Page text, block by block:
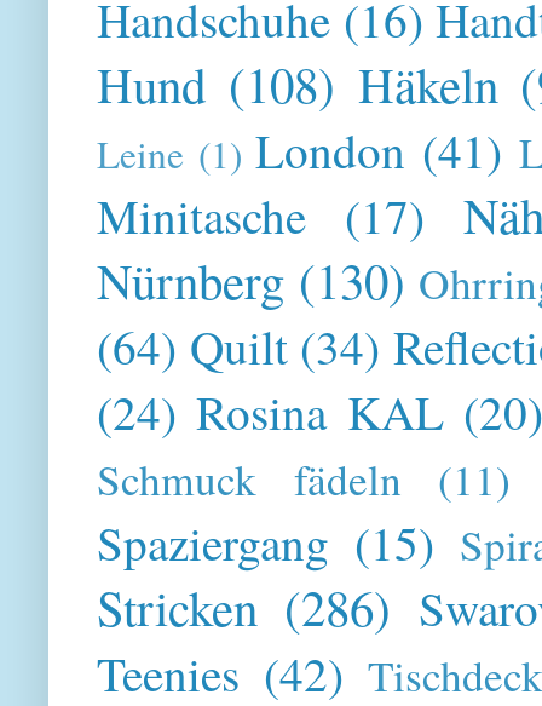
Handschuhe (16)
Hund (108) Häkeln
Leine (1) London (41)
Minitasche (17)
Nürnberg (130)
(64) Quilt (34)
(24) Rosina KAL
Schmuck fädeln (11)
Spaziergang (15)
Stricken (286)
Teenies (42)